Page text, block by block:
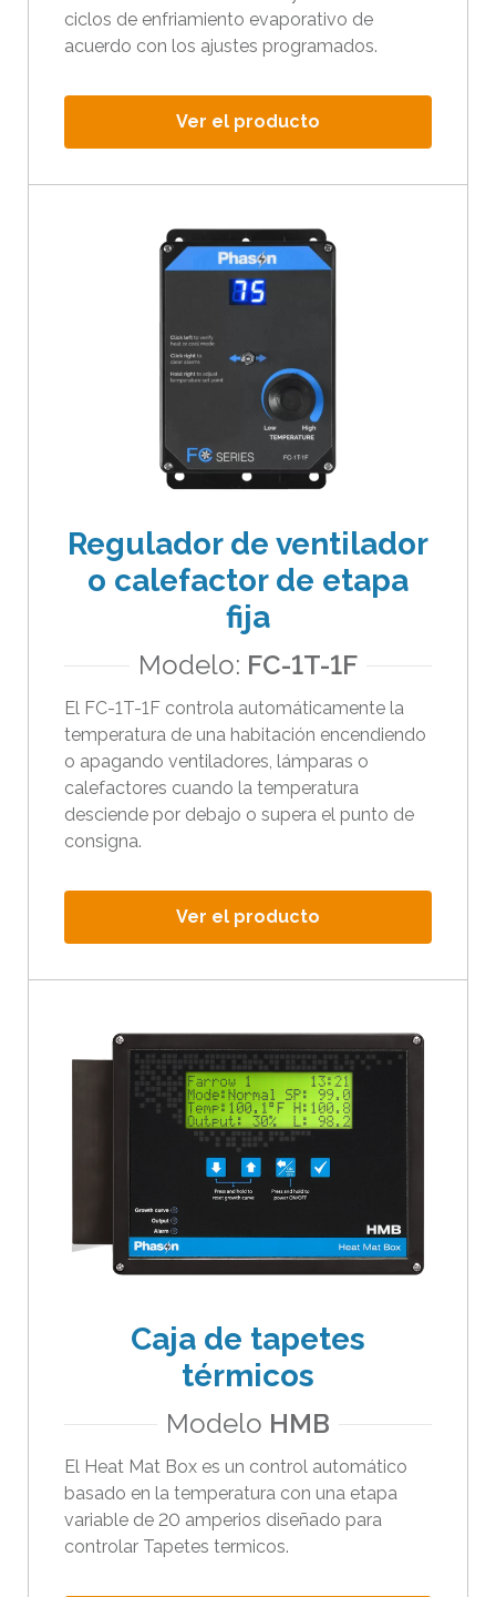
ciclos de enfriamiento evaporativo de
acuerdo con los ajustes programados.
Ver el producto
Regulador de ventilador
o calefactor de etapa
fija
Modelo: FC-1T-1F
El FC-1T-1F controla automáticamente la
temperatura de una habitación encendiendo
o apagando ventiladores, lámparas o
calefactores cuando la temperatura
desciende por debajo o supera el punto de
consigna.
Ver el producto
Caja de tapetes
térmicos
Modelo HMB
El Heat Mat Box es un control automático
basado en la temperatura con una etapa
variable de 20 amperios diseñado para
controlar Tapetes termicos.